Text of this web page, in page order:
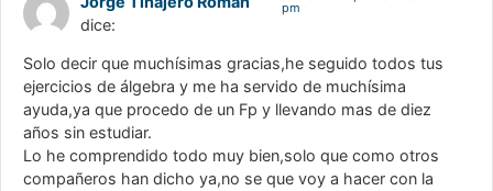
dice:
pm
Solo decir que muchísimas gracias,he seguido todos tus
ejercicios de álgebra y me ha servido de muchísima
ayuda,ya que procedo de un Fp y llevando mas de diez
años sin estudiar.
Lo he comprendido todo muy bien,solo que como otros
compañeros han dicho ya,no se que voy a hacer con la